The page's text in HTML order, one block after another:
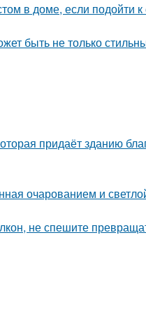
в доме, если подойти
быть не только
придаёт зданию
очарованием и
не спешите